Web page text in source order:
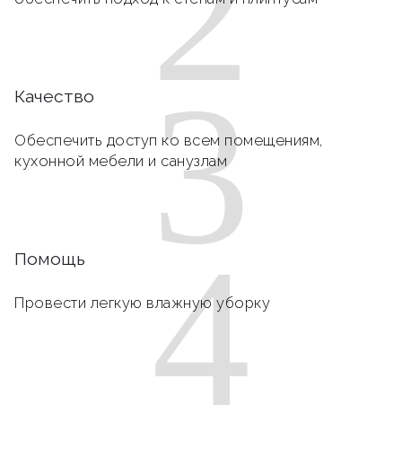
3
Качество
Обеспечить доступ ко всем помещениям,
кухонной мебели и санузлам
4
Помощь
Провести легкую влажную уборку